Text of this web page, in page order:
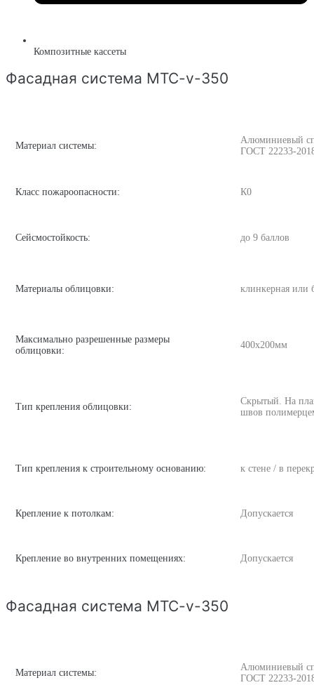
Композитные кассеты
Фасадная система MTC-v-350
Материал системы:
Алюминиевый
ГОСТ 22233-
Класс пожароопасности: К0
Сейсмостойкость: до 9 баллов
Материалы облицовки: клинкерная или
Максимально разрешенные размеры
облицовки:
400х200мм
Тип крепления облицовки:
Скрытый. На
швов
Тип крепления к строительному основанию: к стене / в
Крепление к потолкам: Допускается
Крепление во внутренних помещениях: Допускается
Фасадная система MTC-v-350
Материал системы:
Алюминиевый
ГОСТ 22233-